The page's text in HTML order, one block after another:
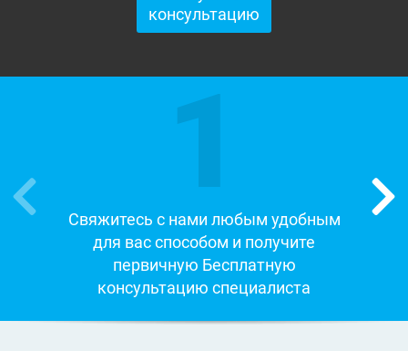
консультацию
1
Свяжитесь с нами любым удобным
для вас способом и получите
первичную Бесплатную
консультацию специалиста